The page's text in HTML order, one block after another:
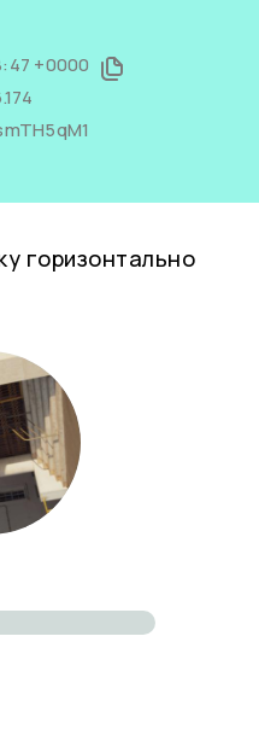
+0000
горизонтально